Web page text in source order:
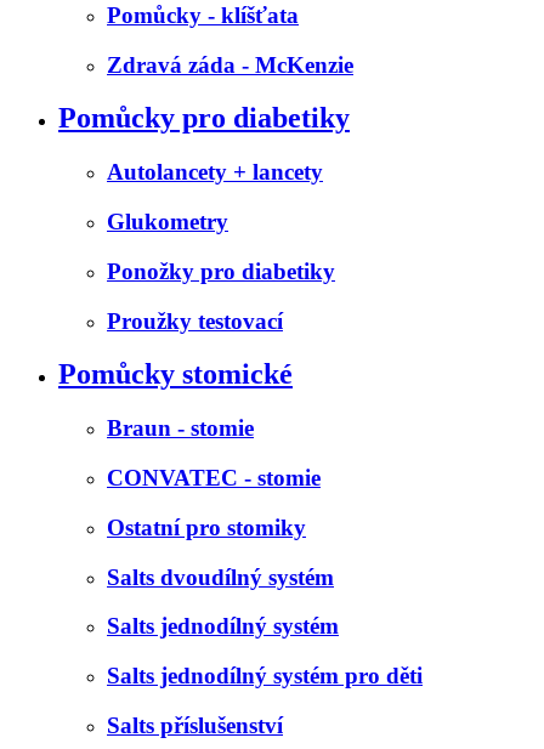
Pomůcky - klíšťata
Zdravá záda - McKenzie
Pomůcky pro diabetiky
Autolancety + lancety
Glukometry
Ponožky pro diabetiky
Proužky testovací
Pomůcky stomické
Braun - stomie
CONVATEC - stomie
Ostatní pro stomiky
Salts dvoudílný systém
Salts jednodílný systém
Salts jednodílný systém pro děti
Salts příslušenství